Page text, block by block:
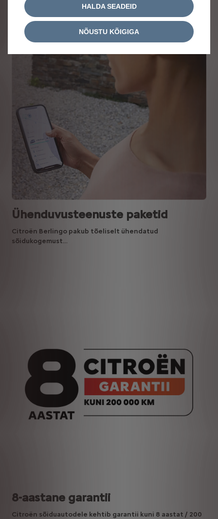
Ühenduvusteenuste paketid
Citroën Berlingo pakub tõeliselt ühendatud
sõidukogemust…
8-aastane garantii
Citroën sõiduautodele kehtib garantii kuni 8 aastat / 200
HALDA SEADEID
NÕUSTU KÕIGIGA